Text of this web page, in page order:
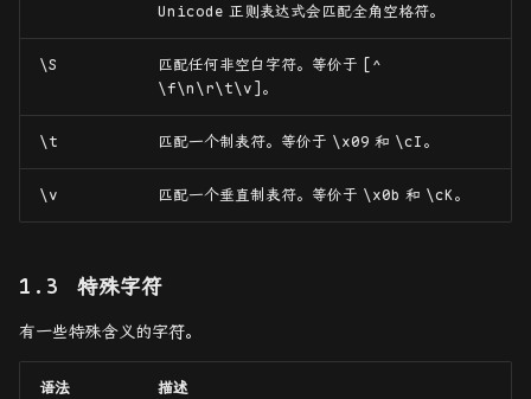
Unicode 正则表达式会匹配全角空格符。
\S 匹配任何非空白字符。等价于 [^
\f\n\r\t\v]。
\t 匹配一个制表符。等价于 \x09 和 \cI。
\v 匹配一个垂直制表符。等价于 \x0b 和 \cK。
特殊字符
有一些特殊含义的字符。
语法 描述